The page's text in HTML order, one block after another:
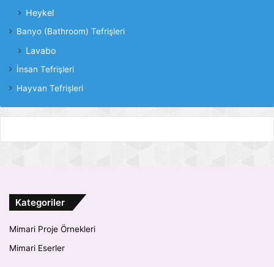
Heykel
Banyo (Bathroom) Tefrişleri
Lavabo
İnsan Tefrişleri
Hayvan Tefrişleri
Kategoriler
Mimari Proje Örnekleri
Mimari Eserler